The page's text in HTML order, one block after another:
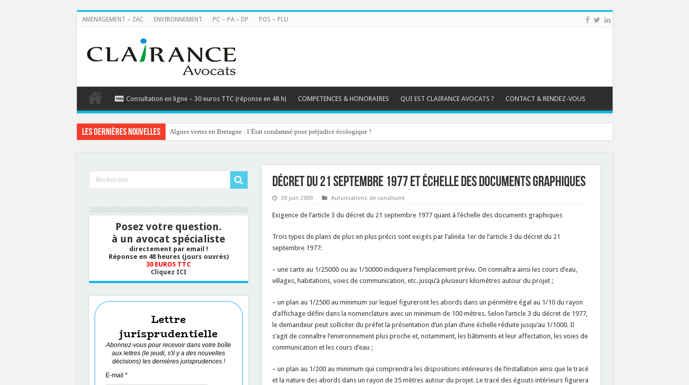
AMENAGEMENT – ZAC ENVIRONNEMENT PC – PA – DP POS – PLU
Consultation en ligne – 30 euros TTC (réponse en 48 h) COMPETENCES & HONORAIRES QUI EST CLAIRANCE AVOCATS ? CONTACT & RENDEZ-VOUS
Les dernières nouvelles Algues vertes en Bretagne : l’État condamné pour préjudice écologique !
Décret du 21 septembre 1977 et échelle des documents graphiques
30 juin 2009 Autorisations de construire
Exigence de l’article 3 du décret du 21 septembre 1977 quant à l’échelle des documents graphiques
Trois types de plans de plus en plus précis sont exigés par l’alinéa 1er de l’article 3 du décret du 21
septembre 1977:
– une carte au 1/25000 ou au 1/50000 indiquera l’emplacement prévu. On connaîtra ainsi les cours d’eau,
villages, habitations, voies de communication, etc. jusqu’à plusieurs kilomètres autour du projet ;
– un plan au 1/2500 au minimum sur lequel figureront les abords dans un périmètre égal au 1/10 du rayon
d’affichage défini dans la nomenclature avec un minimum de 100 mètres. Selon l’article 3 du décret de 1977,
le demandeur peut solliciter du préfet la présentation d’un plan d’une échelle réduite jusqu’au 1/1000. Il
s’agit de connaître l’environnement plus proche et, notamment, les bâtiments et leur affectation, les voies de
communication et les cours d’eau ;
– un plan au 1/200 au minimum qui comprendra les dispositions intérieures de l’installation ainsi que le tracé
et la nature des abords dans un rayon de 35 mètres autour du projet. Le tracé des égouts intérieurs figurera
Posez votre question.
à un avocat spécialiste
directement par email !
Réponse en 48 heures (jours ouvrés)
30 EUROS TTC
Cliquez ICI
Lettre
jurisprudentielle
Abonnez-vous pour recevoir dans votre boîte
aux lettres (le jeudi, s'il y a des nouvelles
décisions) les dernières jurisprudences !
E-mail *